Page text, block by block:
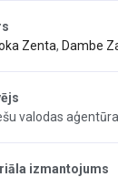
Zenta, Dambe
valodas aģentūra
izmantojums